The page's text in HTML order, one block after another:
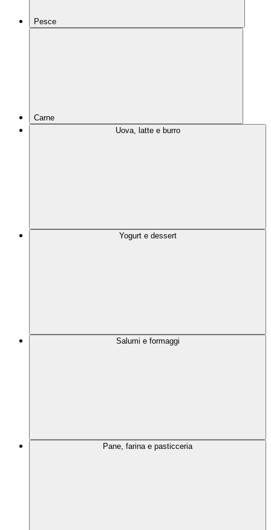
Pesce
Carne
Uova, latte e burro
Yogurt e dessert
Salumi e formaggi
Pane, farina e pasticceria